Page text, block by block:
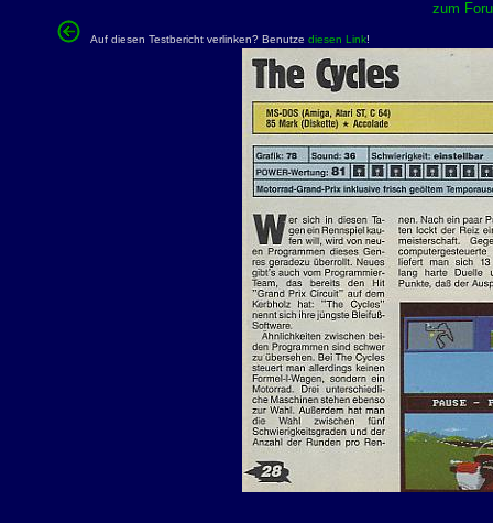
zum
Auf diesen Testbericht verlinken? Benutze diesen Link!